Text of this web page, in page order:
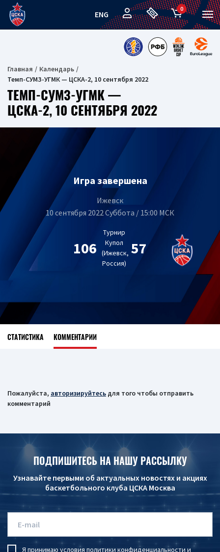
ENG
0
Главная
Календарь
Темп-СУМЗ-УГМК — ЦСКА-2, 10 сентября 2022
ТЕМП-СУМЗ-УГМК —
ЦСКА-2, 10 СЕНТЯБРЯ 2022
Игра завершена
Ижевск
10 сентября 2022 Суббота / 15:00 МСК
106
Турнир
Купол
(Ижевск,
Россия)
57
СТАТИСТИКА КОММЕНТАРИИ
Пожалуйста, авторизируйтесь для того чтобы отправить
комментарий
ПОДПИШИТЕСЬ НА НАШУ РАССЫЛКУ
Узнавайте первыми об актуальных новостях и акциях
баскетбольного клуба ЦСКА Москва
Я принимаю условия политики конфиденциальности и